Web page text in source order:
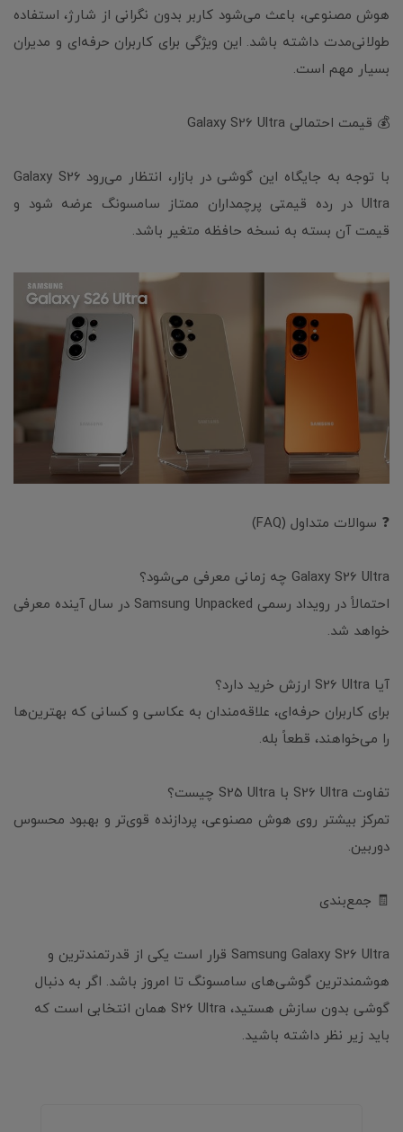
هوش مصنوعی، باعث می‌شود کاربر بدون نگرانی از شارژ، استفاده
طولانی‌مدت داشته باشد. این ویژگی برای کاربران حرفه‌ای و مدیران
بسیار مهم است.
💰 قیمت احتمالی Galaxy S26 Ultra
با توجه به جایگاه این گوشی در بازار، انتظار می‌رود Galaxy S26
Ultra در رده قیمتی پرچمداران ممتاز سامسونگ عرضه شود و
قیمت آن بسته به نسخه حافظه متغیر باشد.
❓ سوالات متداول (FAQ)
Galaxy S26 Ultra چه زمانی معرفی می‌شود؟
احتمالاً در رویداد رسمی Samsung Unpacked در سال آینده معرفی
خواهد شد.
آیا S26 Ultra ارزش خرید دارد؟
برای کاربران حرفه‌ای، علاقه‌مندان به عکاسی و کسانی که بهترین‌ها
را می‌خواهند، قطعاً بله.
تفاوت S26 Ultra با S25 Ultra چیست؟
تمرکز بیشتر روی هوش مصنوعی، پردازنده قوی‌تر و بهبود محسوس
دوربین.
🧾 جمع‌بندی
Samsung Galaxy S26 Ultra قرار است یکی از قدرتمندترین و
هوشمندترین گوشی‌های سامسونگ تا امروز باشد. اگر به دنبال
گوشی بدون سازش هستید، S26 Ultra همان انتخابی است که
باید زیر نظر داشته باشید.